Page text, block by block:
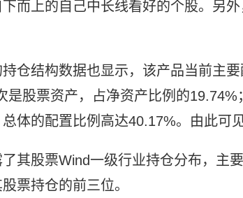
而上的自己中长线看好的个股。另
仓结构数据也显示，该产品当前主
是股票资产，占净资产比例的19.74%
体的配置比例高达40.17%。由此可
其股票Wind一级行业持仓分布，主
票持仓的前三位。